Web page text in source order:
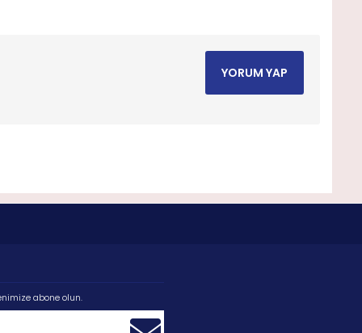
YORUM YAP
abone olun.